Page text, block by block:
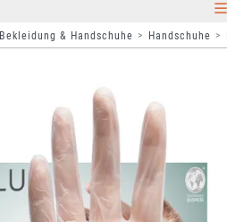
& Handschuhe Handschuhe